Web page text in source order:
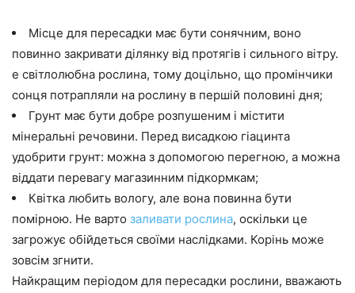
Місце для пересадки має бути сонячним, воно
повинно закривати ділянку від протягів і сильного вітру.
е світлолюбна рослина, тому доцільно, що промінчики
сонця потрапляли на рослину в першій половині дня;
Грунт має бути добре розпушеним і містити
мінеральні речовини. Перед висадкою гіацинта
удобрити грунт: можна з допомогою перегною, а можна
віддати перевагу магазинним підкормкам;
Квітка любить вологу, але вона повинна бути
помірною. Не варто заливати рослина, оскільки це
загрожує обійдеться своїми наслідками. Корінь може
зовсім згнити.
Найкращим періодом для пересадки рослини, вважають